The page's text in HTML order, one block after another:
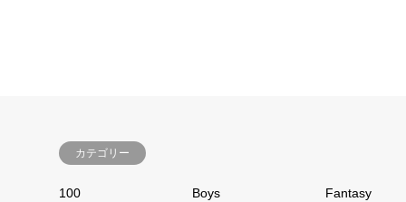
カテゴリー
100 Boys Fantasy